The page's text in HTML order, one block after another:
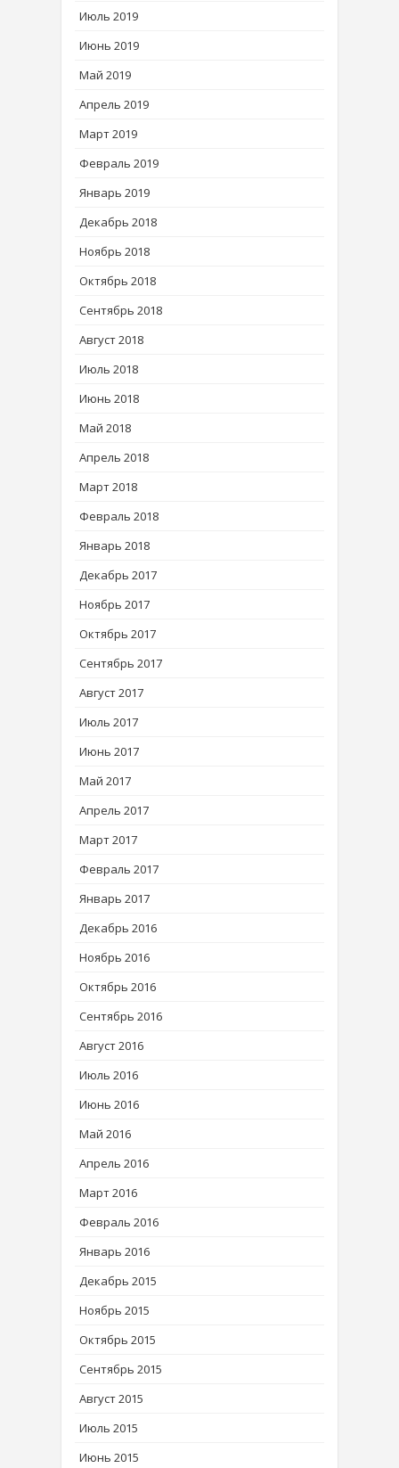
Июль 2019
Июнь 2019
Май 2019
Апрель 2019
Март 2019
Февраль 2019
Январь 2019
Декабрь 2018
Ноябрь 2018
Октябрь 2018
Сентябрь 2018
Август 2018
Июль 2018
Июнь 2018
Май 2018
Апрель 2018
Март 2018
Февраль 2018
Январь 2018
Декабрь 2017
Ноябрь 2017
Октябрь 2017
Сентябрь 2017
Август 2017
Июль 2017
Июнь 2017
Май 2017
Апрель 2017
Март 2017
Февраль 2017
Январь 2017
Декабрь 2016
Ноябрь 2016
Октябрь 2016
Сентябрь 2016
Август 2016
Июль 2016
Июнь 2016
Май 2016
Апрель 2016
Март 2016
Февраль 2016
Январь 2016
Декабрь 2015
Ноябрь 2015
Октябрь 2015
Сентябрь 2015
Август 2015
Июль 2015
Июнь 2015